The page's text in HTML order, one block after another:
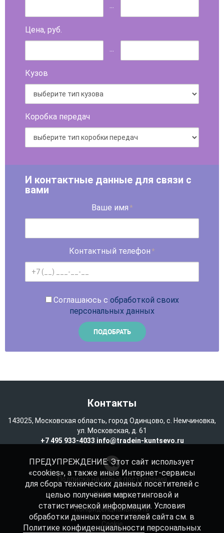
...
Цена, руб.
...
Кузов
Коробка передач
И контактные данные для связи с
вами
Ваше имя *
Контактный телефон *
Соглашаюсь с обработкой своих
персональных данных
Контакты
143025, Московская область, город Одинцово, с. Немчиновка,
ул. Московская, д. 61
+7 495 933-4033 info@tradein-kuntsevo.ru
Подписка на новые поступления
Избранное
Конфиденциальность
Cookie
ПРЕДУПРЕЖДЕНИЕ: Этот сайт использует
«cookies», а также иные Интернет-сервисы
для сбора технических данных посетителей с
целью получения маркетинговой и
статистической информации. Условия
обработки данных посетителей сайта см. в
Политике конфиденциальностиперсональных